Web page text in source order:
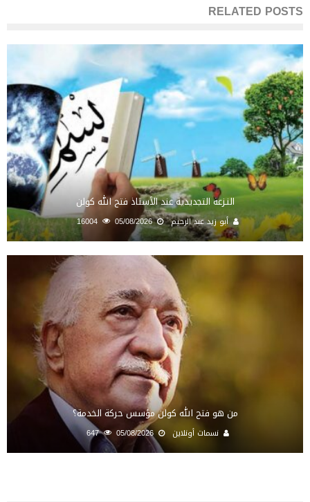
RELATED POSTS
النـزعة التجديدية عند الأستاذ فتح الله كولن
أبو زيد عبد الرحيم 05/08/2026
16004
من هو فتح الله كولن مؤسس حركة الخدمة؟
نسمات أونلاين 05/08/2026
647